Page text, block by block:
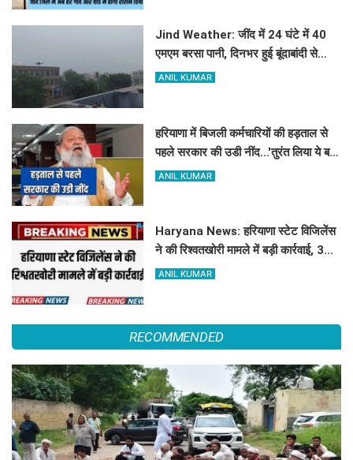
Jind Weather: जींद में 24 घंटे में 40
एमएम बरसा पानी, दिनभर हुई बूंदाबांदी से
मौसम खुशगवार
ANIL KUMAR
हरियाणा में बिजली कर्मचारियों की हड़ताल से
पहले सरकार की उडी नींद...'तुरंत लिया ये बड़ा
फेंसला
ANIL KUMAR
Haryana News: हरियाणा स्टेट विजिलेंस
ने की रिश्वतखोरी मामले में बड़ी कार्रवाई, 3
हजार की रिश्वत के साथ आरोपी पकड़ा रंगे
ANIL KUMAR
RECOMMENDED